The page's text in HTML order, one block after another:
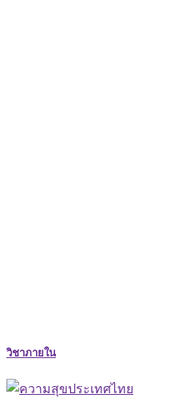
วิชาภายใน